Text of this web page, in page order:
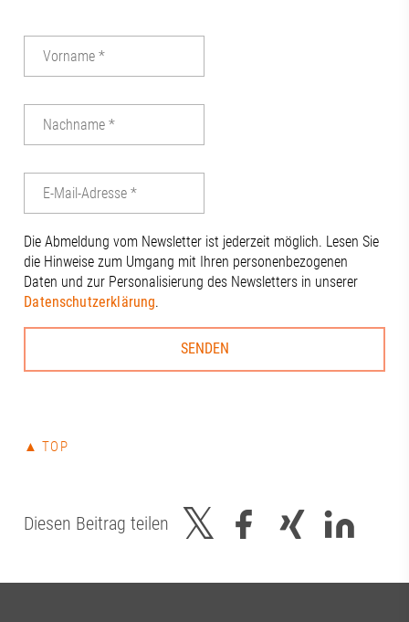
Die Abmeldung vom Newsletter ist jederzeit möglich. Lesen Sie
die Hinweise zum Umgang mit Ihren personenbezogenen
Daten und zur Personalisierung des Newsletters in unserer
Datenschutzerklärung.
▲ TOP
Diesen Beitrag teilen